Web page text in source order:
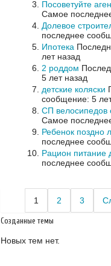
Посоветуйте
Самое
Долевое
последнее
Ипотека
лет назад
2 роддом
5 лет назад
детские коляски
сообщение: 5
СП велосипедов
Самое
Ребенок поздно
последнее
Рацион питание
последнее
1 2 3
Созданные темы
Новых тем нет.